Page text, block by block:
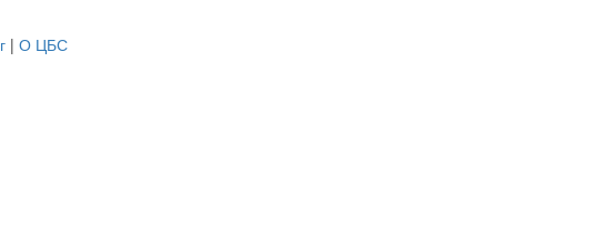
| О ЦБС